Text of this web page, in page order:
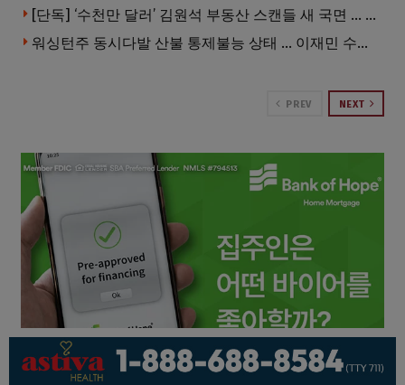
[단독] ‘수천만 달러’ 김원석 부동산 스캔들 새 국면 … 한인 투자자들 소송 잇따라 ‘디폴트’ 절차
워싱턴주 동시다발 산불 통제불능 상태 … 이재민 수십만명
PREV NEXT